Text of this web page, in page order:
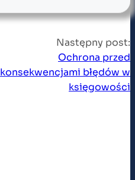
Następny post:
Ochrona przed
konsekwencjami błędów w
księgowości